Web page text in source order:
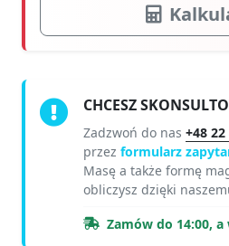
CHCESZ
Zadzwoń do nas +48
przez formularz
Masę a także formę
obliczysz dzięki
Zamów do 14:00,